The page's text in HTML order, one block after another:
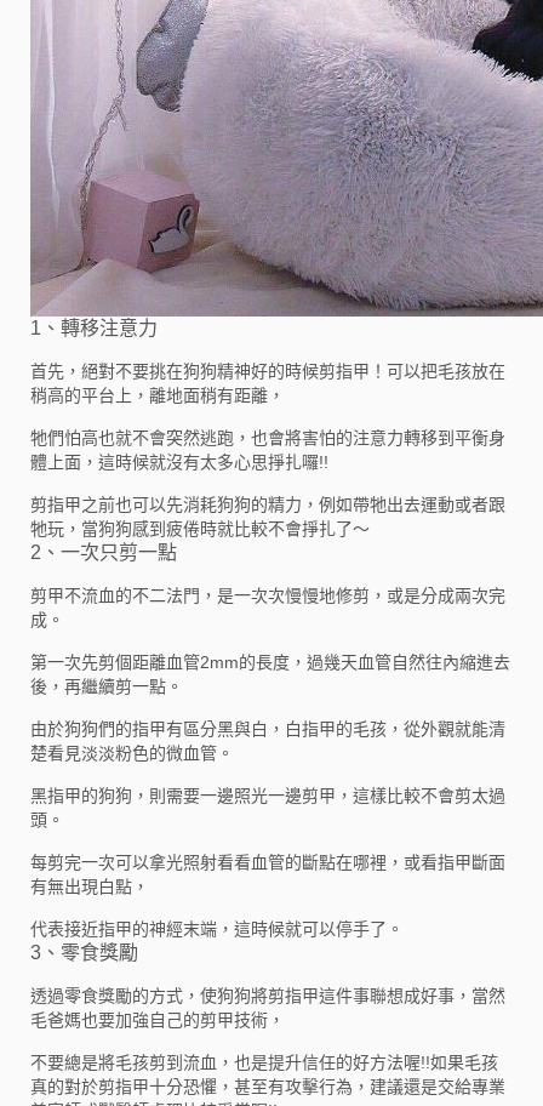
1、轉移注意力
首先，絕對不要挑在狗狗精神好的時候剪指甲！可以把毛孩放在
稍高的平台上，離地面稍有距離，
牠們怕高也就不會突然逃跑，也會將害怕的注意力轉移到平衡身
體上面，這時候就沒有太多心思掙扎囉!!
剪指甲之前也可以先消耗狗狗的精力，例如帶牠出去運動或者跟
牠玩，當狗狗感到疲倦時就比較不會掙扎了～
2、一次只剪一點
剪甲不流血的不二法門，是一次次慢慢地修剪，或是分成兩次完
成。
第一次先剪個距離血管2mm的長度，過幾天血管自然往內縮進去
後，再繼續剪一點。
由於狗狗們的指甲有區分黑與白，白指甲的毛孩，從外觀就能清
楚看見淡淡粉色的微血管。
黑指甲的狗狗，則需要一邊照光一邊剪甲，這樣比較不會剪太過
頭。
每剪完一次可以拿光照射看看血管的斷點在哪裡，或看指甲斷面
有無出現白點，
代表接近指甲的神經末端，這時候就可以停手了。
3、零食獎勵
透過零食獎勵的方式，使狗狗將剪指甲這件事聯想成好事，當然
毛爸媽也要加強自己的剪甲技術，
不要總是將毛孩剪到流血，也是提升信任的好方法喔!!如果毛孩
真的對於剪指甲十分恐懼，甚至有攻擊行為，建議還是交給專業